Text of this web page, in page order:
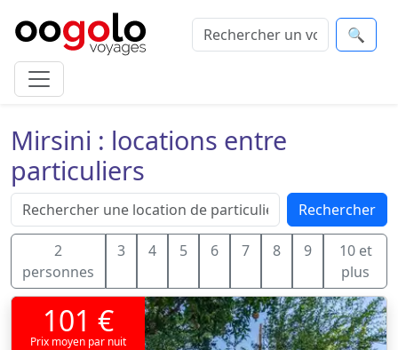
🔍
Mirsini : locations entre
particuliers
Rechercher
2
personnes
3 4 5 6 7 8 9
10 et
plus
101 €
Prix moyen par nuit